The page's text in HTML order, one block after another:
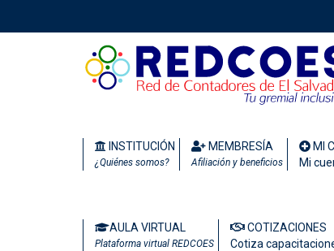
INSTITUCIÓN
¿Quiénes somos?
MEMBRESÍA
Afiliación y beneficios
MI
Mi
AULA VIRTUAL
Plataforma virtual REDCOES
COTIZACIONES
Cotiza